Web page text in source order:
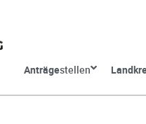
Anträgestellen